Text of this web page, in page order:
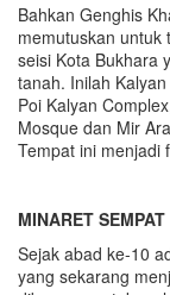
Bahkan Genghis
memutuskan untuk
seisi Kota Bukhara
tanah. Inilah
Poi Kalyan
Mosque dan Mir
Tempat ini menjadi
MINARET
Sejak abad ke-10
yang sekarang